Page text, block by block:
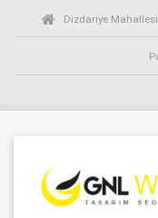
Dizdariye